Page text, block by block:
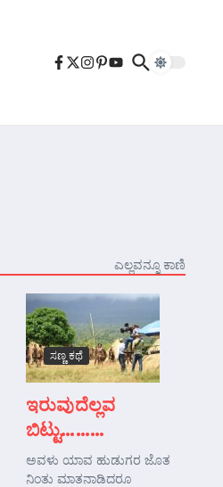
ಎಲ್ಲವನ್ನೂ ಕಾಣಿ
ಸಣ್ಣ ಕಥೆ
ಇರುವುದೆಲ್ಲವ
ಬಿಟ್ಟು………
ಅವಳು ಯಾವ ಹುಡುಗರ ಜೊತ
ನಿಂತು ಮಾತನಾಡಿದರೂ